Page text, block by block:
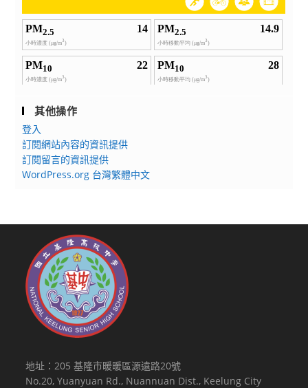
其他操作
登入
訂閱網站內容的資訊提供
訂閱留言的資訊提供
WordPress.org 台灣繁體中文
地址：205 基隆市暖暖區源遠路20號
No.20, Yuanyuan Rd., Nuannuan Dist., Keelung City